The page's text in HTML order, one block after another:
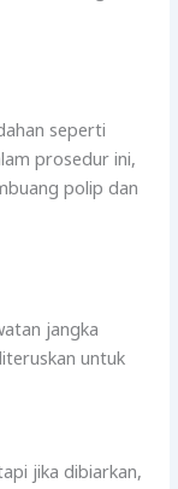
seperti
prosedur ini,
polip dan
jangka
untuk
jika dibiarkan,